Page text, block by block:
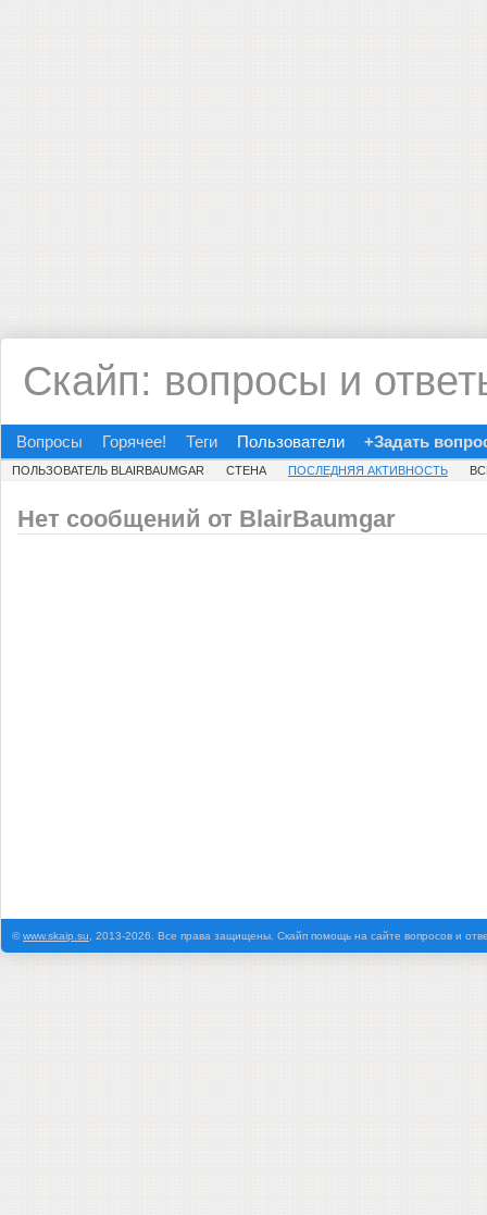
Скайп: вопросы и
Вопросы Горячее! Теги Пользователи +Задать
ПОЛЬЗОВАТЕЛЬ BLAIRBAUMGAR СТЕНА ПОСЛЕДНЯЯ АКТИВНОСТЬ
Нет сообщений от BlairBaumgar
©www.skaip.su , 2013-2026. Все права защищены. Скайп помощь на сайте вопросов и